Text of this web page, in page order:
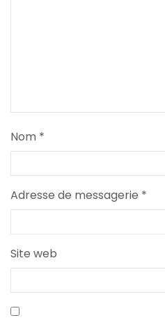
Nom *
Adresse de messagerie *
Site web